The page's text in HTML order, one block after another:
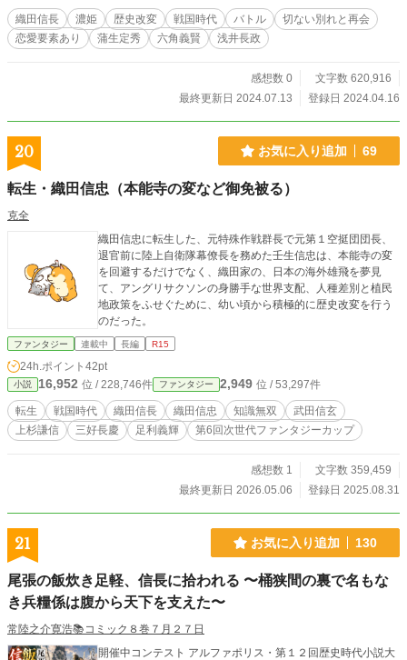
織田信長 濃姫 歴史改変 戦国時代 バトル
切ない別れと再会
恋愛要素あり
蒲生定秀 六角義賢 浅井長政
感想数 0
文字数 620,916
最終更新日 2024.07.13
登録日 2024.04.16
20 お気に入り追加 69
転生・織田信忠（本能寺の変など御免被る）
克全
織田信忠に転生した、元特殊作戦群長で元第１空挺団団長、
退官前に陸上自衛隊幕僚長を務めた壬生信忠は、本能寺の変
を回避するだけでなく、織田家の、日本の海外雄飛を夢見
て、アングリサクソンの身勝手な世界支配、人種差別と植民
地政策をふせぐために、幼い頃から積極的に歴史改変を行う
のだった。
ファンタジー 連載中 長編 R15
24h.ポイント 42pt
小説 16,952 位 / 228,746件 ファンタジー 2,949 位 / 53,297件
転生 戦国時代 織田信長 織田信忠 知識無双
武田信玄
上杉謙信
三好長慶 足利義輝 第6回次世代ファンタジーカップ
感想数 1
文字数 359,459
最終更新日 2026.05.06
登録日 2025.08.31
21 お気に入り追加 130
尾張の飯炊き足軽、信長に拾われる 〜桶狭間の裏で名もな
き兵糧係は腹から天下を支えた〜
常陸之介寛浩📚️コミック８巻７月２７日
開催中コンテスト アルファポリス・第１２回歴史時代小説大